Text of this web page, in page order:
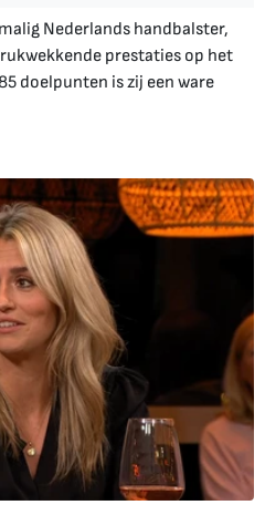
Nederlands handbalster,
prestaties op het
doelpunten is zij een ware